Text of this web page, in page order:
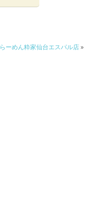
らーめん粋家仙台エスパル店»